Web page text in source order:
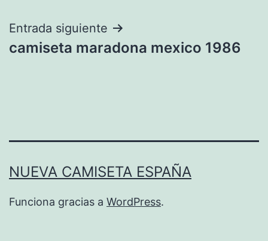
Entrada siguiente
camiseta maradona mexico 1986
NUEVA CAMISETA ESPAÑA
Funciona gracias a WordPress.